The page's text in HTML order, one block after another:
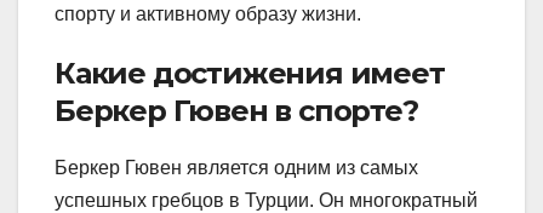
спорту и активному образу жизни.
Какие достижения имеет
Беркер Гювен в спорте?
Беркер Гювен является одним из самых
успешных гребцов в Турции. Он многократный